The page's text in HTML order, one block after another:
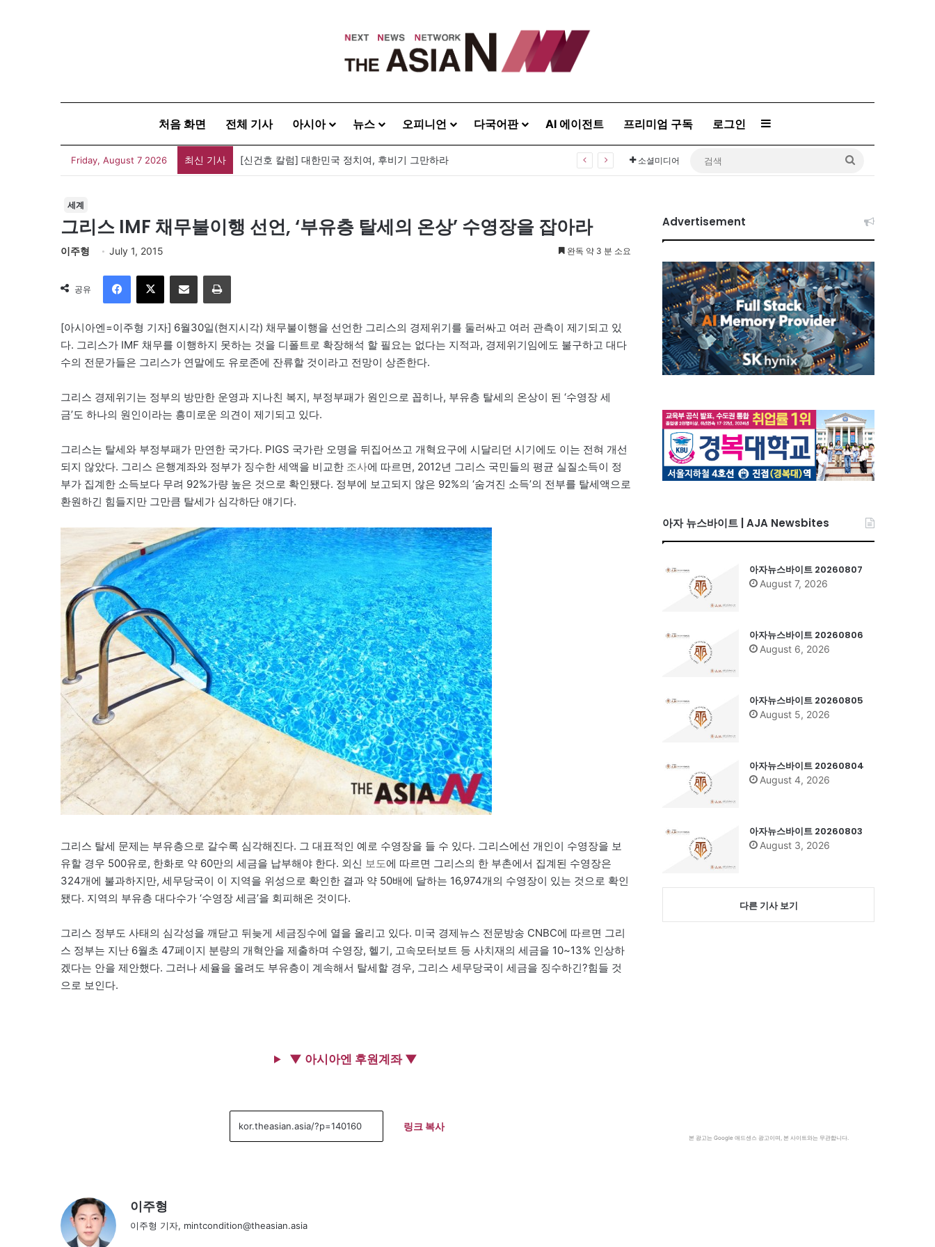
처음 화면 전체 기사 아시아 뉴스 오피니언 다국어판 AI 에이전트 프리미엄 구독 로그인 Sidebar
Friday, August 7 2026 최신 기사 유가협 창립 40주년 기념식…12일 오후 남영동 민주화운동기념관 소셜미디어
세계
그리스 IMF 채무불이행 선언, ‘부유층 탈세의 온상’ 수영장을 잡아라
이주형 July 1, 2015 완독 약 3 분 소요
공유
이메일
[아시아엔=이주형 기자] 6월30일(현지시각) 채무불이행을 선언한 그리스의 경제위기를 둘러싸고 여러 관측이 제기되고 있
다. 그리스가 IMF 채무를 이행하지 못하는 것을 디폴트로 확장해석 할 필요는 없다는 지적과, 경제위기임에도 불구하고 대다
수의 전문가들은 그리스가 연말에도 유로존에 잔류할 것이라고 전망이 상존한다.
그리스 경제위기는 정부의 방만한 운영과 지나친 복지, 부정부패가 원인으로 꼽히나, 부유층 탈세의 온상이 된 ‘수영장 세
금’도 하나의 원인이라는 흥미로운 의견이 제기되고 있다.
그리스는 탈세와 부정부패가 만연한 국가다. PIGS 국가란 오명을 뒤집어쓰고 개혁요구에 시달리던 시기에도 이는 전혀 개선
되지 않았다. 그리스 은행계좌와 정부가 징수한 세액을 비교한 조사에 따르면, 2012년 그리스 국민들의 평균 실질소득이 정
부가 집계한 소득보다 무려 92%가량 높은 것으로 확인됐다. 정부에 보고되지 않은 92%의 ‘숨겨진 소득’의 전부를 탈세액으로
환원하긴 힘들지만 그만큼 탈세가 심각하단 얘기다.
그리스 탈세 문제는 부유층으로 갈수록 심각해진다. 그 대표적인 예로 수영장을 들 수 있다. 그리스에선 개인이 수영장을 보
유할 경우 500유로, 한화로 약 60만의 세금을 납부해야 한다. 외신 보도에 따르면 그리스의 한 부촌에서 집계된 수영장은
324개에 불과하지만, 세무당국이 이 지역을 위성으로 확인한 결과 약 50배에 달하는 16,974개의 수영장이 있는 것으로 확인
됐다. 지역의 부유층 대다수가 ‘수영장 세금’을 회피해온 것이다.
그리스 정부도 사태의 심각성을 깨닫고 뒤늦게 세금징수에 열을 올리고 있다. 미국 경제뉴스 전문방송 CNBC에 따르면 그리
스 정부는 지난 6월초 47페이지 분량의 개혁안을 제출하며 수영장, 헬기, 고속모터보트 등 사치재의 세금을 10~13% 인상하
겠다는 안을 제안했다. 그러나 세율을 올려도 부유층이 계속해서 탈세할 경우, 그리스 세무당국이 세금을 징수하긴?힘들 것
으로 보인다.
▼ 아시아엔 후원계좌 ▼
링크 복사
이주형
이주형 기자, mintcondition@theasian.asia
Advertisement
아자 뉴스바이트 | AJA Newsbites
아자뉴스바이트 20260807
August 7, 2026
아자뉴스바이트 20260806
August 6, 2026
아자뉴스바이트 20260805
August 5, 2026
아자뉴스바이트 20260804
August 4, 2026
아자뉴스바이트 20260803
August 3, 2026
다른 기사 보기
본 광고는 Google 애드센스 광고이며, 본 사이트와는 무관합니다.